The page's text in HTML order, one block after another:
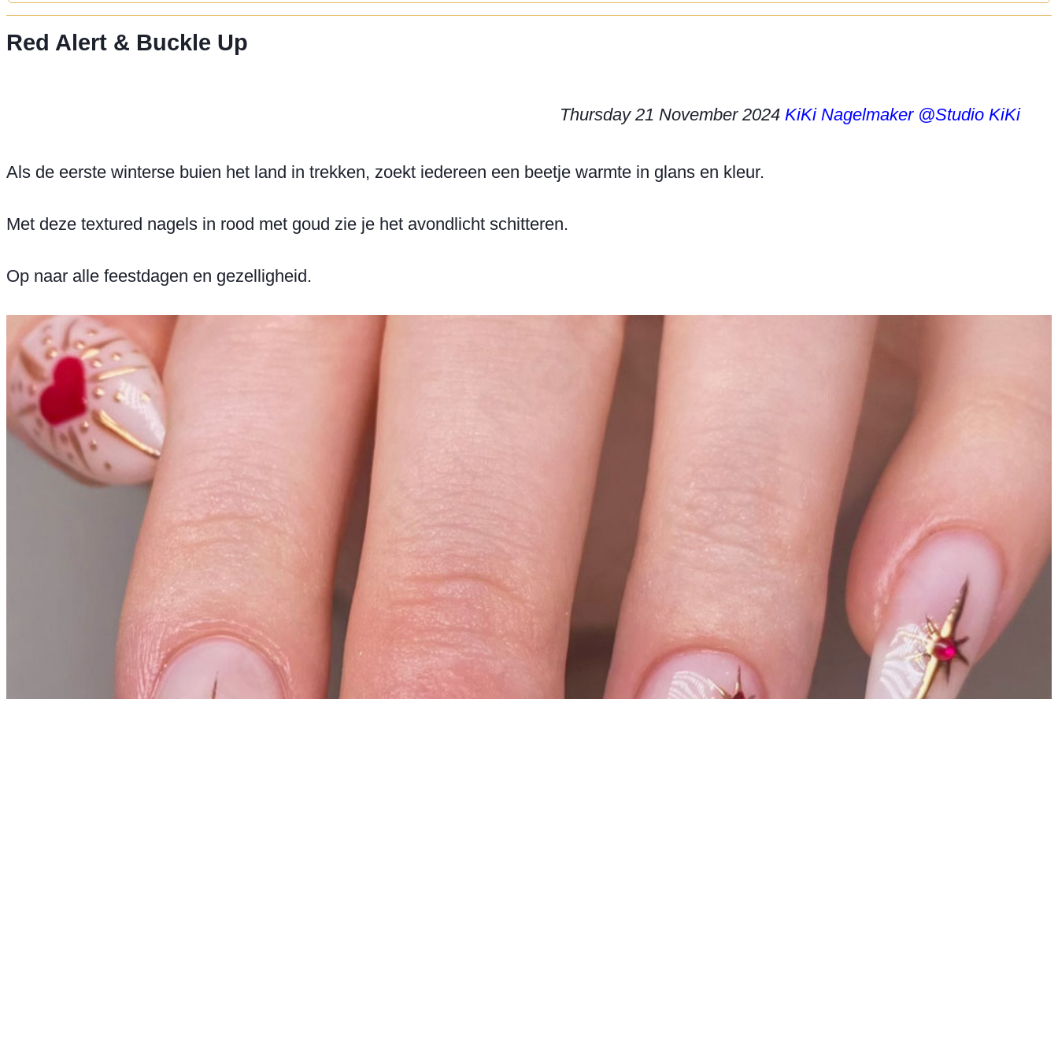
Red Alert & Buckle Up
Thursday 21 November 2024KiKi Nagelmaker @Studio KiKi
Als de eerste winterse buien het land in trekken, zoekt iedereen een beetje warmte in glans en kleur.
Met deze textured nagels in rood met goud zie je het avondlicht schitteren.
Op naar alle feestdagen en gezelligheid.